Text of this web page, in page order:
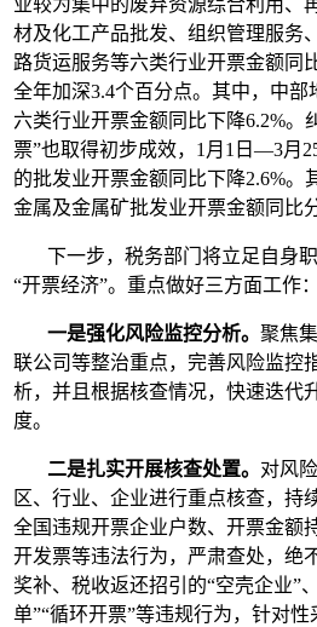
材及化工产品批发、组织管理服务
路货运服务等六类行业开票金额同
全年加深3.4个百分点。其中，中部
六类行业开票金额同比下降6.2%。
票”也取得初步成效，1月1日—3月
的批发业开票金额同比下降2.6%。
金属及金属矿批发业开票金额同比
下一步，税务部门将立足自身职
“开票经济”。重点做好三方面工作：
一是强化风险监控分析。聚焦
联公司等整治重点，完善风险监控
析，并且根据核查情况，快速迭代
度。
二是扎实开展核查处置。 对风
区、行业、企业进行重点核查，持
全国违规开票企业户数、开票金额
开发票等违法行为，严肃查处，绝
奖补、税收返还招引的“空壳企业”
单”“循环开票”等违规行为，针对性